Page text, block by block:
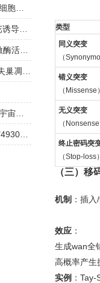
类型
同义突变
（
错义突变
（Missense
无义突变
（
终止密码突
（Stop-loss
（三）
机制 ：插
效应：
生成wan全
高概率产
实例 ：